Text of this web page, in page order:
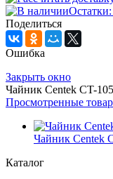
Остатки:
Поделиться
Ошибка
Закрыть окно
Чайник Centek CT-
Просмотренные
Чайник Centek
Каталог